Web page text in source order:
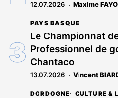
12.07.2026 Maxime
PAYS BASQUE
Le Championnat
Professionnel de
Chantaco
13.07.2026 Vincent
DORDOGNE CULTURE &